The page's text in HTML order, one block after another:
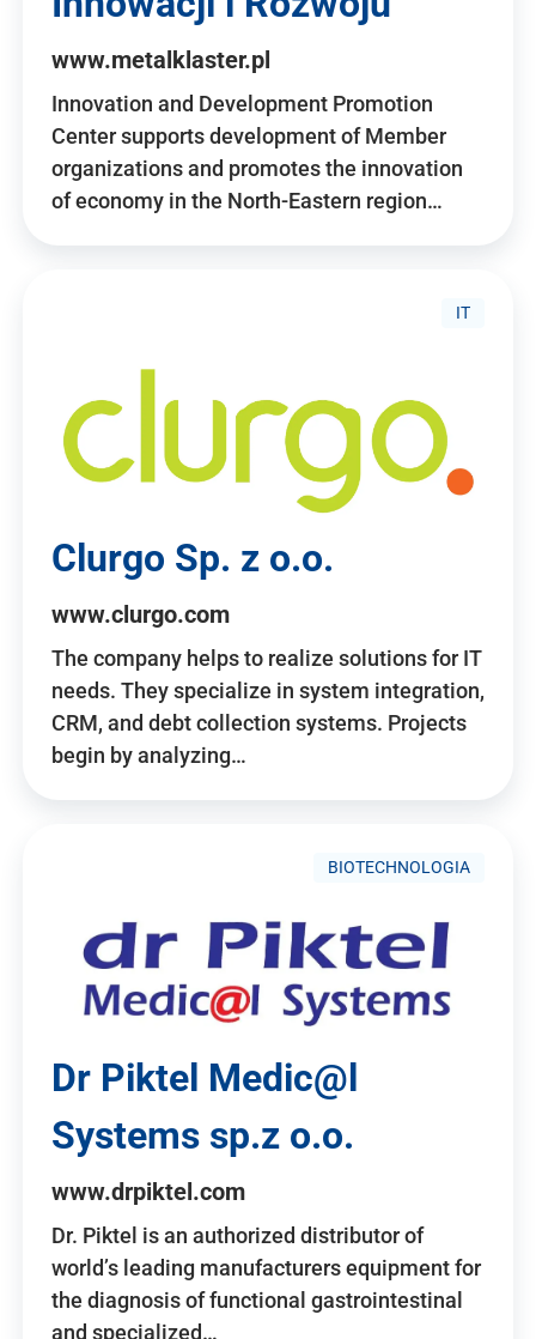
www.metalklaster.pl
Innovation and Development Promotion
Center supports development of Member
organizations and promotes the innovation
of economy in the North-Eastern region…
IT
Clurgo Sp. z o.o.
www.clurgo.com
The company helps to realize solutions for IT
needs. They specialize in system integration,
CRM, and debt collection systems. Projects
begin by analyzing…
BIOTECHNOLOGIA
Dr Piktel Medic@l
Systems sp.z o.o.
www.drpiktel.com
Dr. Piktel is an authorized distributor of
world’s leading manufacturers equipment for
the diagnosis of functional gastrointestinal
and specialized…